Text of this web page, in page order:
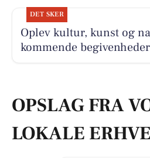
DET SKER
Oplev kultur, kunst og
kommende begivenheder
OPSLAG FRA
LOKALE